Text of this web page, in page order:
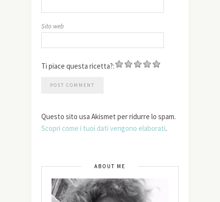
Sito web
Ti piace questa ricetta?:
Questo sito usa Akismet per ridurre lo spam.
Scopri come i tuoi dati vengono elaborati.
ABOUT ME